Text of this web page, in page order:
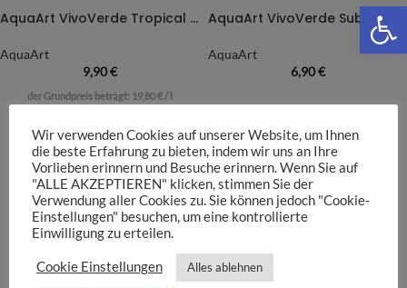
AquaArt VivoVerde Tropical Rain – 500ml
AquaArt
9,90€
der Grundpreis beträgt: 19,80€/ l
AquaArt
6,90€
Wir verwenden Cookies auf unserer Website, um Ihnen
die beste Erfahrung zu bieten, indem wir uns an Ihre
Vorlieben erinnern und Besuche erinnern. Wenn Sie auf
"ALLE AKZEPTIEREN" klicken, stimmen Sie der
Verwendung aller Cookies zu. Sie können jedoch "Cookie-
Einstellungen" besuchen, um eine kontrollierte
Einwilligung zu erteilen.
Cookie Einstellungen Alles ablehnen